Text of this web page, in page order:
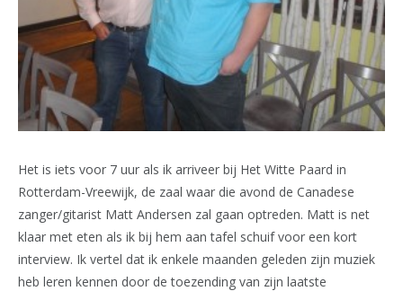
Het is iets voor 7 uur als ik arriveer bij Het Witte Paard in
Rotterdam-Vreewijk, de zaal waar die avond de Canadese
zanger/gitarist Matt Andersen zal gaan optreden. Matt is net
klaar met eten als ik bij hem aan tafel schuif voor een kort
interview. Ik vertel dat ik enkele maanden geleden zijn muziek
heb leren kennen door de toezending van zijn laatste